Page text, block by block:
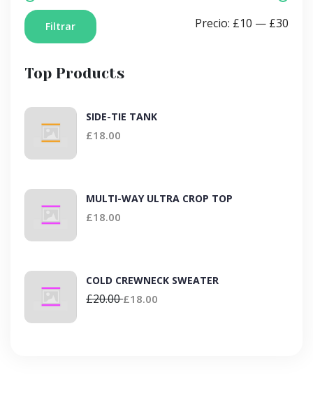
Filtrar Precio: £10 — £30
Top Products
SIDE-TIE TANK
£18.00
MULTI-WAY ULTRA CROP TOP
£18.00
COLD CREWNECK SWEATER
£20.00 £18.00